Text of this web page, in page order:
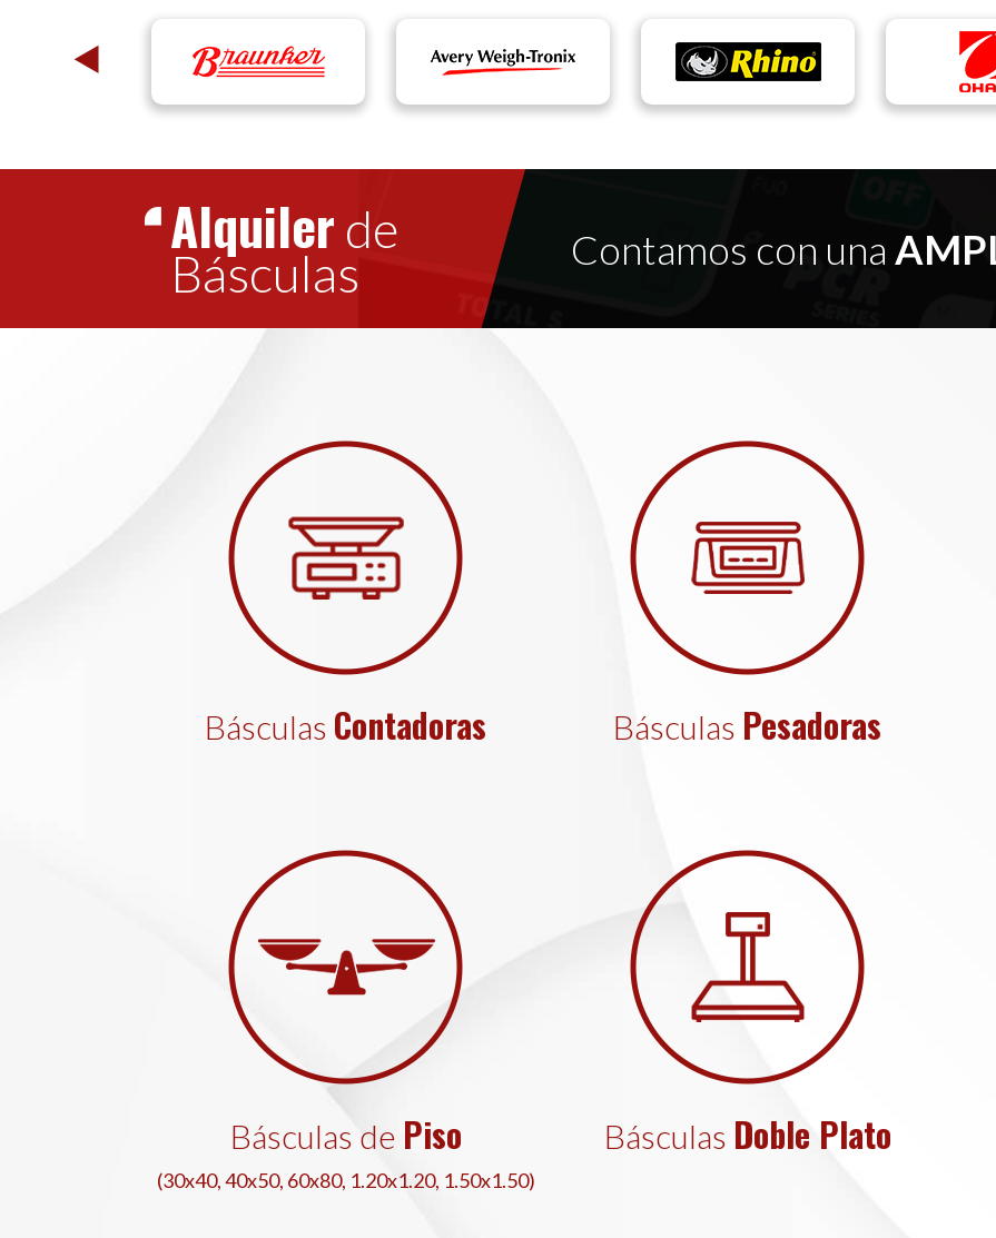
Alquiler de
Básculas Contamos con una
Básculas Contadoras Básculas Pesadoras
Básculas de Piso
(30x40, 40x50, 60x80, 1.20x1.20, 1.50x1.50)
Básculas Doble Plato